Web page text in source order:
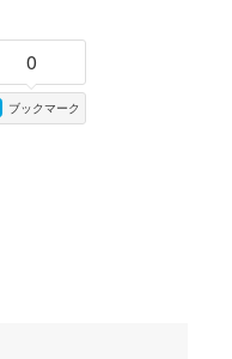
0
ブックマーク